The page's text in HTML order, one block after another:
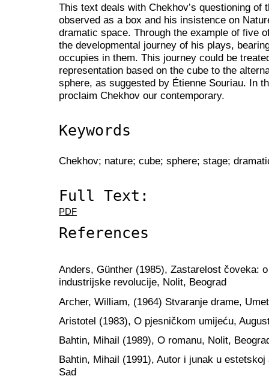
This text deals with Chekhov’s questioning of
observed as a box and his insistence on
dramatic space. Through the example of five
the developmental journey of his plays,
occupies in them. This journey could be
representation based on the cube to the
sphere, as suggested by Étienne Souriau. In
proclaim Chekhov our contemporary.
Keywords
Chekhov; nature; cube; sphere; stage;
Full Text:
PDF
References
Anders, Günther (1985), Zastarelost čoveka:
industrijske revolucije, Nolit, Beograd
Archer, William, (1964) Stvaranje drame,
Aristotel (1983), O pjesničkom umijeću,
Bahtin, Mihail (1989), O romanu, Nolit,
Bahtin, Mihail (1991), Autor i junak u
Sad